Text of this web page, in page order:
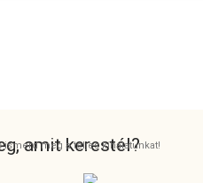
amit kerestél?
ismerd meg a teljes kínálatunkat!